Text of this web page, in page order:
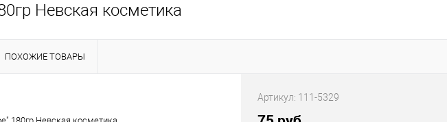
Невская косметика
ПОХОЖИЕ ТОВАРЫ
Артикул: 111-5329